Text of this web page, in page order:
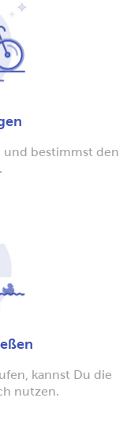
und bestimmst den
kannst Du die
nutzen.